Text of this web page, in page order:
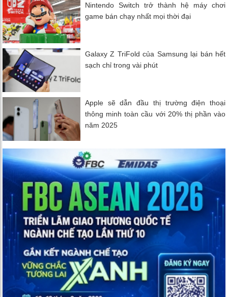
Nintendo Switch trở thành hệ máy chơi
game bán chạy nhất mọi thời đại
Galaxy Z TriFold của Samsung lại bán hết
sạch chỉ trong vài phút
Apple sẽ dẫn đầu thị trường điện thoại
thông minh toàn cầu với 20% thị phần vào
năm 2025